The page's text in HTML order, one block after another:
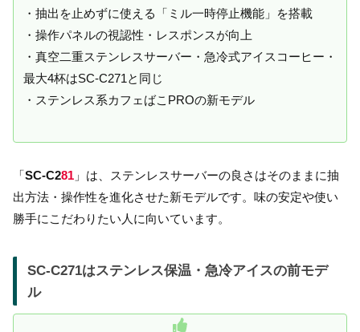
・抽出を止めずに使える「ミル一時停止機能」を搭載
・操作パネルの視認性・レスポンスが向上
・真空二重ステンレスサーバー・急冷式アイスコーヒー・
最大4杯はSC-C271と同じ
・ステンレス系カフェばこPROの新モデル
「SC-C281 」は、ステンレスサーバーの良さはそのままに抽
出方法・操作性を進化させた新モデルです。味の安定や使い
勝手にこだわりたい人に向いています。
SC-C271はステンレス保温・急冷アイスの前モデ
ル